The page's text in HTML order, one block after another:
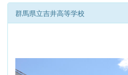
群馬県立吉井高等学校